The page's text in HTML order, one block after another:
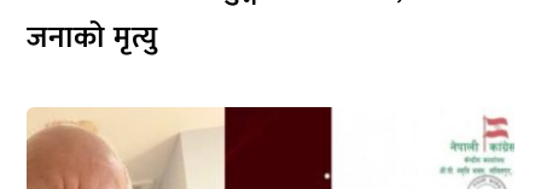
जनाको मृत्यु